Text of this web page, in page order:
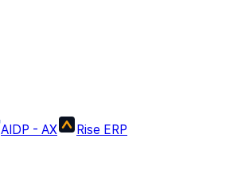
AIDP - AX Rise ERP